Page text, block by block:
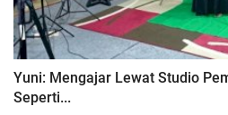
Yuni: Mengajar Lewat Studio
Seperti...